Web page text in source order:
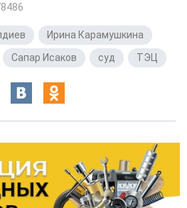
Ирина Карамушкина
Сапар Исаков суд ТЭЦ